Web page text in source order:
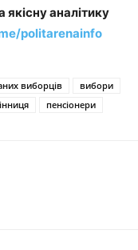
якісну аналітику
politarenainfo
виборців
вибори
пенсіонери